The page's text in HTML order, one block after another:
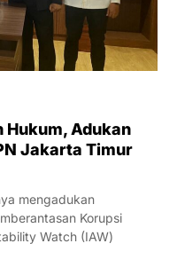
Hukum, Adukan
Jakarta Timur
mengadukan
Korupsi
Watch (IAW)